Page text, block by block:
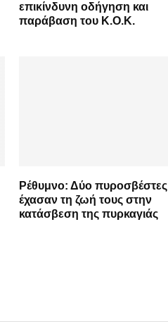
επικίνδυνη οδήγηση και
παράβαση του Κ.Ο.Κ.
Ρέθυμνο: Δύο πυροσβέστες
έχασαν τη ζωή τους στην
κατάσβεση της πυρκαγιάς